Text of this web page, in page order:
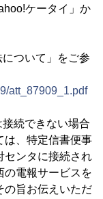
ケータイ」か
ついて」をご参
att_87909_1.pdf
続できない場合
は、特定信書便事
センタに接続され
の電報サービスを
の旨お伝えいただ